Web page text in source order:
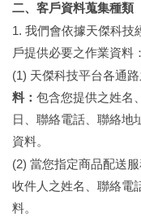
二、客戶資料蒐集種類
1. 我們會依據天傑科技
戶提供必要之作業資料：
(1) 天傑科技平台各通
料： 包含您提供之姓名
日、聯絡電話、聯絡地
資料。
(2) 當您指定商品配送
收件人之姓名、聯絡電
料。